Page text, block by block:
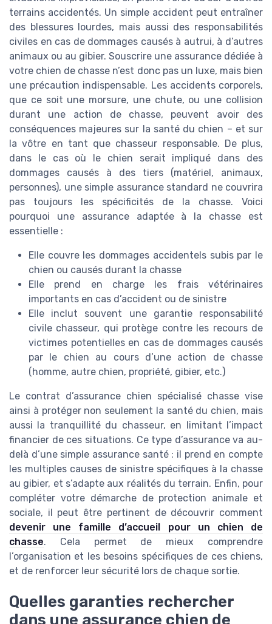
terrains accidentés. Un simple accident peut entraîner
des blessures lourdes, mais aussi des responsabilités
civiles en cas de dommages causés à autrui, à d’autres
animaux ou au gibier. Souscrire une assurance dédiée à
votre chien de chasse n’est donc pas un luxe, mais bien
une précaution indispensable. Les accidents corporels,
que ce soit une morsure, une chute, ou une collision
durant une action de chasse, peuvent avoir des
conséquences majeures sur la santé du chien – et sur
la vôtre en tant que chasseur responsable. De plus,
dans le cas où le chien serait impliqué dans des
dommages causés à des tiers (matériel, animaux,
personnes), une simple assurance standard ne couvrira
pas toujours les spécificités de la chasse. Voici
pourquoi une assurance adaptée à la chasse est
essentielle :
Elle couvre les dommages accidentels subis par le
chien ou causés durant la chasse
Elle prend en charge les frais vétérinaires
importants en cas d’accident ou de sinistre
Elle inclut souvent une garantie responsabilité
civile chasseur, qui protège contre les recours de
victimes potentielles en cas de dommages causés
par le chien au cours d’une action de chasse
(homme, autre chien, propriété, gibier, etc.)
Le contrat d’assurance chien spécialisé chasse vise
ainsi à protéger non seulement la santé du chien, mais
aussi la tranquillité du chasseur, en limitant l’impact
financier de ces situations. Ce type d’assurance va au-
delà d’une simple assurance santé : il prend en compte
les multiples causes de sinistre spécifiques à la chasse
au gibier, et s’adapte aux réalités du terrain. Enfin, pour
compléter votre démarche de protection animale et
sociale, il peut être pertinent de découvrir comment
devenir une famille d’accueil pour un chien de
chasse. Cela permet de mieux comprendre
l’organisation et les besoins spécifiques de ces chiens,
et de renforcer leur sécurité lors de chaque sortie.
Quelles garanties rechercher
dans une assurance chien de